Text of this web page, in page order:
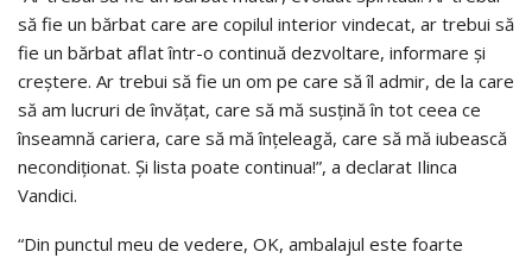
să fie un bărbat care are copilul interior vindecat, ar trebui să
fie un bărbat aflat într-o continuă dezvoltare, informare și
creștere. Ar trebui să fie un om pe care să îl admir, de la care
să am lucruri de învățat, care să mă susțină în tot ceea ce
înseamnă cariera, care să mă înțeleagă, care să mă iubească
necondiționat. Și lista poate continua!”, a declarat Ilinca
Vandici.
“Din punctul meu de vedere, OK, ambalajul este foarte